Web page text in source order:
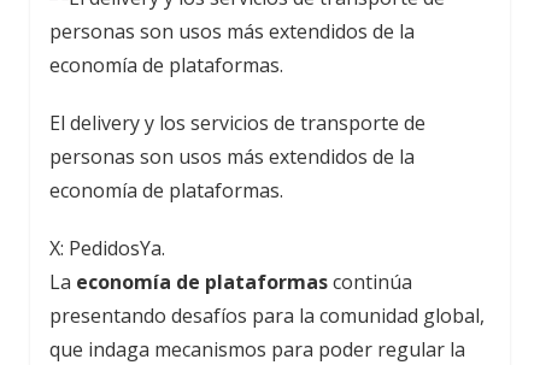
El delivery y los servicios de transporte de
personas son usos más extendidos de la
economía de plataformas.
X: PedidosYa.
La economía de plataformascontinúa
presentando desafíos para la comunidad global,
que indaga mecanismos para poder regular la